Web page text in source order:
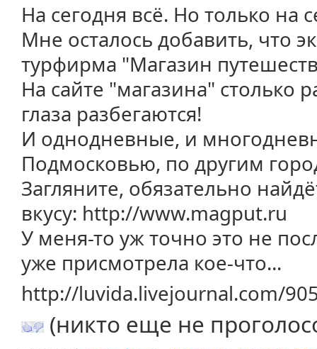
На сегодня всё. Но только на
Мне осталось добавить, что
турфирма "Магазин
На сайте "магазина" столько
глаза разбегаются!
И однодневные, и
Подмосковью, по другим
Загляните, обязательно
вкусу: http://www.magput.ru
У меня-то уж точно это не
уже присмотрела кое-что...
http://luvida.livejournal.com/
(никто еще не